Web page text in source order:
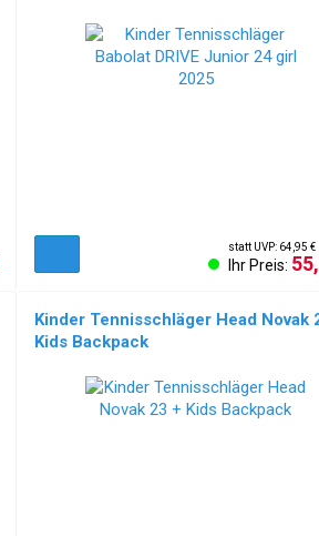
statt UVP: 64,95 €
Ihr Preis:
Kinder Tennisschläger Head Novak
Kids Backpack